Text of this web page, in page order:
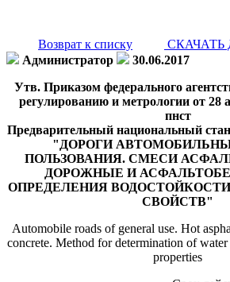
Возврат к списку
Администратор
30.06.2017
Утв. Приказом федерального
регулированию и метрологии от 28
пнст
Предварительный национальный
"ДОРОГИ
ПОЛЬЗОВАНИЯ. СМЕСИ
ДОРОЖНЫЕ И
ОПРЕДЕЛЕНИЯ
СВОЙСТВ"
Automobile roads of general use. Hot
concrete. Method for determination of water
properties